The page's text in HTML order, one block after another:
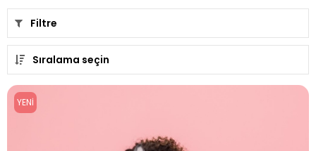
Filtre
Sıralama seçin
YENI